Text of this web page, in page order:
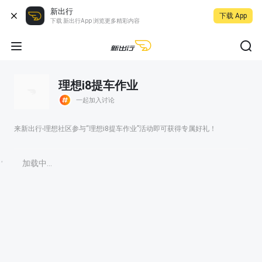
新出行
下载 新出行App 浏览更多精彩内容
下载 App
理想i8提车作业
一起加入讨论
来新出行-理想社区参与“理想i8提车作业”活动即可获得专属好礼！
加载中...